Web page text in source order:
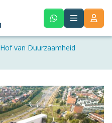
Hof van Duurzaamheid